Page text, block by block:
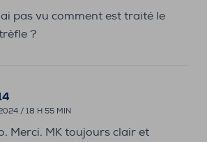
pas vu comment est traité le
?
/ 18 H 55 MIN
Merci. MK toujours clair et